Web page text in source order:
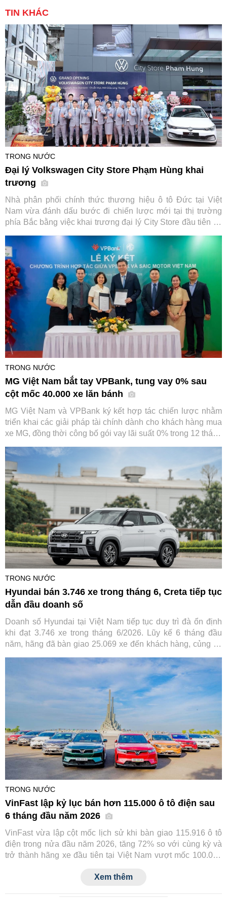
TIN KHÁC
TRONG NƯỚC
Đại lý Volkswagen City Store Phạm Hùng khai
trương
Nhà phân phối chính thức thương hiệu ô tô Đức tại Việt
Nam vừa đánh dấu bước đi chiến lược mới tại thị trường
phía Bắc bằng việc khai trương đại lý City Store đầu tiên tại
dụng cho loạt dòng xe chủ lực.
TRONG NƯỚC
MG Việt Nam bắt tay VPBank, tung vay 0% sau
cột mốc 40.000 xe lăn bánh
MG Việt Nam và VPBank ký kết hợp tác chiến lược nhằm
triển khai các giải pháp tài chính dành cho khách hàng mua
xe MG, đồng thời công bố gói vay lãi suất 0% trong 12 tháng
vừa đạt cột mốc 40.000 xe lăn bánh tại Việt Nam.
TRONG NƯỚC
Hyundai bán 3.746 xe trong tháng 6, Creta tiếp tục
dẫn đầu doanh số
Doanh số Hyundai tại Việt Nam tiếp tục duy trì đà ổn định
khi đạt 3.746 xe trong tháng 6/2026. Lũy kế 6 tháng đầu
năm, hãng đã bàn giao 25.069 xe đến khách hàng, củng cố
TRONG NƯỚC
VinFast lập kỷ lục bán hơn 115.000 ô tô điện sau
6 tháng đầu năm 2026
VinFast vừa lập cột mốc lịch sử khi bàn giao 115.916 ô tô
điện trong nửa đầu năm 2026, tăng 72% so với cùng kỳ và
trở thành hãng xe đầu tiên tại Việt Nam vượt mốc 100.000
số một của VinFast trên thị trường ô tô trong nước.
Xem thêm